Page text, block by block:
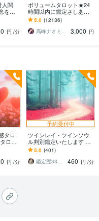
人関
を承
と状
祈
円 /分
ボリュームタロット★24
時間以内に鑑定さしあげ
ます 3000文字以上の鑑定
★希望者のみ一部カード
開示サービスあり
5.0 (12136)
高峰ナオミ タロット占い師
3,000 円
タロ
ロッ
手
伝
円 /分
予約受付中
ツインレイ・ツインソウ
ル判別鑑定いたします 芸
能人、財界人も御用達。
テレビ、ラジオ出演あり
霊透視を
5.0 (401)
鑑定歴33年のプロ占い師 雷鳥
460 円 /分